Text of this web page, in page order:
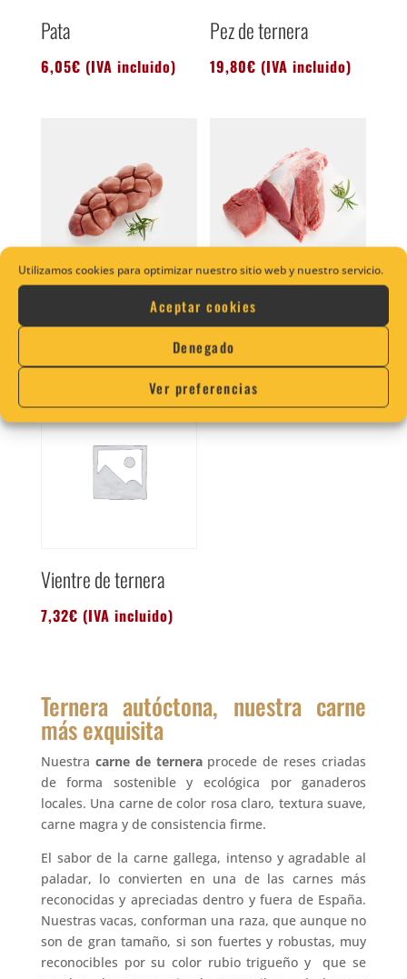
Utilizamos cookies para optimizar nuestro sitio web y nuestro servicio.
Aceptar cookies
Denegado
Ver preferencias
Pata
6,05€ (IVA incluido)
Pez de ternera
19,80€ (IVA incluido)
Riñones de ternera
(IVA incluido)
Solomillo de ternera
39,60
Vientre de ternera
7,32€ (IVA incluido)
Ternera autóctona, nuestra carne
más exquisita
Nuestra carne de terneraprocede de reses criadas
de forma sostenible y ecológica por ganaderos
locales. Una carne de color rosa claro, textura suave,
carne magra y de consistencia firme.
El sabor de la carne gallega, intenso y agradable al
paladar, lo convierten en una de las carnes más
reconocidas y apreciadas dentro y fuera de España.
Nuestras vacas, conforman una raza, que aunque no
son de gran tamaño, si son fuertes y robustas, muy
reconocibles por su color rubio trigueño y que se